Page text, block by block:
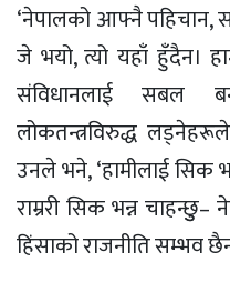
‘नेपालको आफ्नै पहिचान,
जे भयो, त्यो यहाँ हुँदैन।
संविधानलाई सबल
लोकतन्त्रविरुद्ध
उनले भने, ‘हामीलाई सिक
राम्ररी सिक भन्न
हिंसाको राजनीति सम्भव